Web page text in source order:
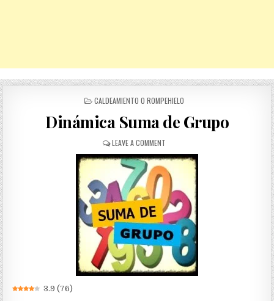
POSTED
CALDEAMIENTO O ROMPEHIELO
Dinámica Suma de Grupo
LEAVE A COMMENTON
DINÁMICA
SUMA
DE
GRUPO
3.9 (76)